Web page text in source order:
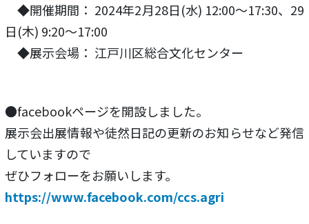
◆開催期間： 2024年2月28日(水) 12:00～17:30、29
日(木) 9:20～17:00
◆展示会場： 江戸川区総合文化センター
●facebookページを開設しました。
展示会出展情報や徒然日記の更新のお知らせなど発信
していますので
ぜひフォローをお願いします。
https://www.facebook.com/ccs.agri